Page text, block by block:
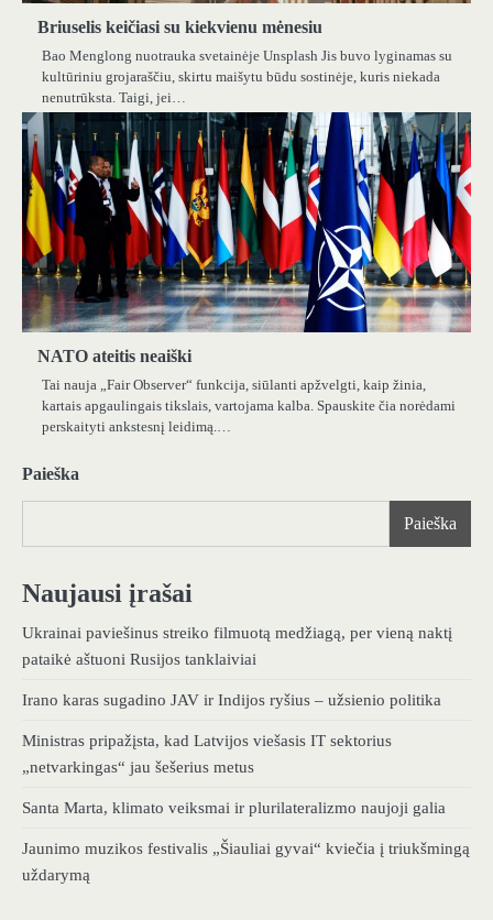
Briuselis keičiasi su kiekvienu mėnesiu
Bao Menglong nuotrauka svetainėje Unsplash Jis buvo lyginamas su
kultūriniu grojaraščiu, skirtu maišytu būdu sostinėje, kuris niekada
nenutrūksta. Taigi, jei…
NATO ateitis neaiški
Tai nauja „Fair Observer“ funkcija, siūlanti apžvelgti, kaip žinia,
kartais apgaulingais tikslais, vartojama kalba. Spauskite čia norėdami
perskaityti ankstesnį leidimą.…
Paieška
Paieška
Naujausi įrašai
Ukrainai paviešinus streiko filmuotą medžiagą, per vieną naktį
pataikė aštuoni Rusijos tanklaiviai
Irano karas sugadino JAV ir Indijos ryšius – užsienio politika
Ministras pripažįsta, kad Latvijos viešasis IT sektorius
„netvarkingas“ jau šešerius metus
Santa Marta, klimato veiksmai ir plurilateralizmo naujoji galia
Jaunimo muzikos festivalis „Šiauliai gyvai“ kviečia į triukšmingą
uždarymą